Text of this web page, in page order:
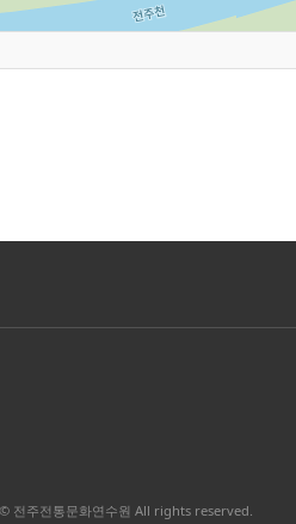
전주전통문화연수원 All rights reserved.